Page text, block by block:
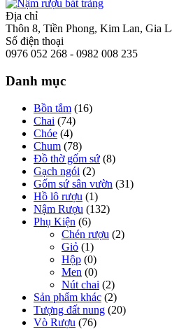
Địa chỉ
Thôn 8, Tiền Phong, Kim Lan, Gia
Số điện thoại
0976 052 268 - 0982 008 235
Danh mục
Bồn tắm (16)
Chai (74)
Chóe (4)
Chum (78)
Đồ thờ gốm sứ (8)
Gạch ngói (2)
Gốm sứ sân vườn (31)
Hồ lô rượu (1)
Nậm Rượu (132)
Phụ Kiện (6)
Chén rượu (2)
Giỏ (1)
Hộp (0)
Men (0)
Nút chai (2)
Sản phẩm khác (2)
Tượng đất nung (20)
Vò Rượu (76)